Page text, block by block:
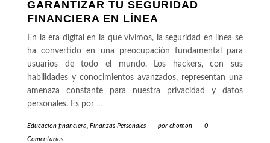
GARANTIZAR TU SEGURIDAD
FINANCIERA EN LÍNEA
En la era digital en la que vivimos, la seguridad en línea se
ha convertido en una preocupación fundamental para
usuarios de todo el mundo. Los hackers, con sus
habilidades y conocimientos avanzados, representan una
amenaza constante para nuestra privacidad y datos
personales. Es por …
Educacion financiera Finanzas Personales - por chomon -
0
Comentarios